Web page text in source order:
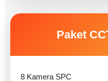
Paket
8 Kamera SPC